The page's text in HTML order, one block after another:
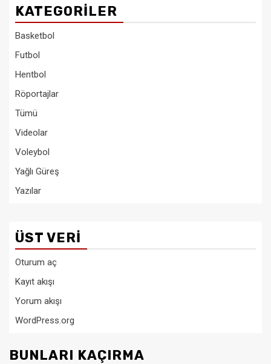
KATEGORILER
Basketbol
Futbol
Hentbol
Röportajlar
Tümü
Videolar
Voleybol
Yağlı Güreş
Yazılar
ÜST VERI
Oturum aç
Kayıt akışı
Yorum akışı
WordPress.org
BUNLARI KAÇIRMA